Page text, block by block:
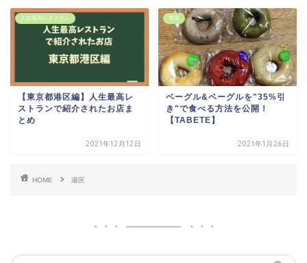
人生最高レストラン
【東京都港区編】人生最高レ
ストランで紹介されたお店ま
とめ
2021年12月12日
東京
ベーグル&ベーグルを"35%引
き"で食べる方法を公開！
【TABETE】
2021年1月26日
HOME 港区